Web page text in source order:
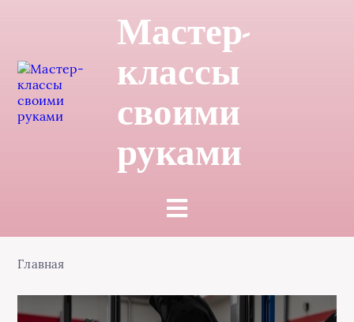
Мастер-
классы
своими
руками
Главная